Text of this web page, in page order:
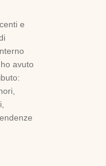
e
avuto